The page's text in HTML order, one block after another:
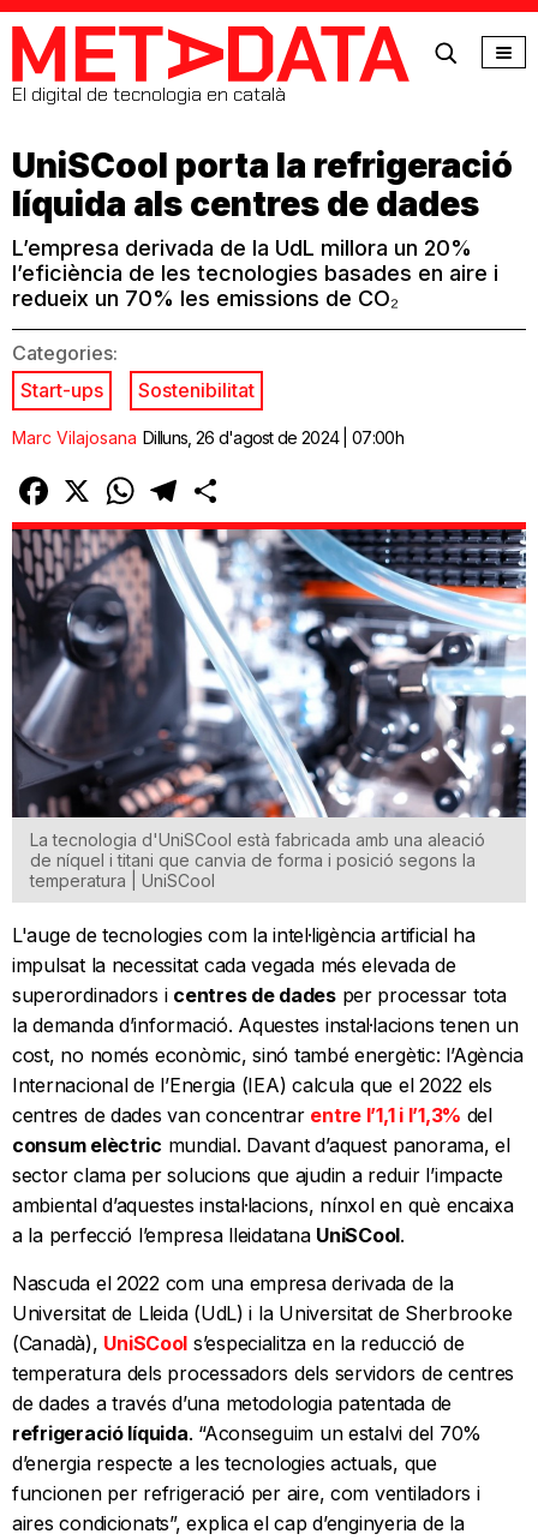
MetaData
El digital de tecnologia en català
UniSCool porta la refrigeració
líquida als centres de dades
L’empresa derivada de la UdL millora un 20%
l’eficiència de les tecnologies basades en aire i
redueix un 70% les emissions de CO₂
Categories:
Start-ups
Sostenibilitat
Marc Vilajosana Dilluns, 26 d'agost de 2024 | 07:00h
Facebook
X WhatsAppTelegram
La tecnologia d'UniSCool està fabricada amb una aleació
de níquel i titani que canvia de forma i posició segons la
temperatura | UniSCool
L'auge de tecnologies com la intel·ligència artificial ha
impulsat la necessitat cada vegada més elevada de
superordinadors i centres de dadesper processar tota
la demanda d’informació. Aquestes instal·lacions tenen un
cost, no només econòmic, sinó també energètic: l’Agència
Internacional de l’Energia (IEA) calcula que el 2022 els
centres de dades van concentrar entre l’1,1 i l’1,3% del
consum elèctric mundial. Davant d’aquest panorama, el
sector clama per solucions que ajudin a reduir l’impacte
ambiental d’aquestes instal·lacions, nínxol en què encaixa
a la perfecció l’empresa lleidatana UniSCool.
Nascuda el 2022 com una empresa derivada de la
Universitat de Lleida (UdL) i la Universitat de Sherbrooke
(Canadà), UniSCool s’especialitza en la reducció de
temperatura dels processadors dels servidors de centres
de dades a través d’una metodologia patentada de
refrigeració líquida. “Aconseguim un estalvi del 70%
d’energia respecte a les tecnologies actuals, que
funcionen per refrigeració per aire, com ventiladors i
aires condicionats”, explica el cap d’enginyeria de la